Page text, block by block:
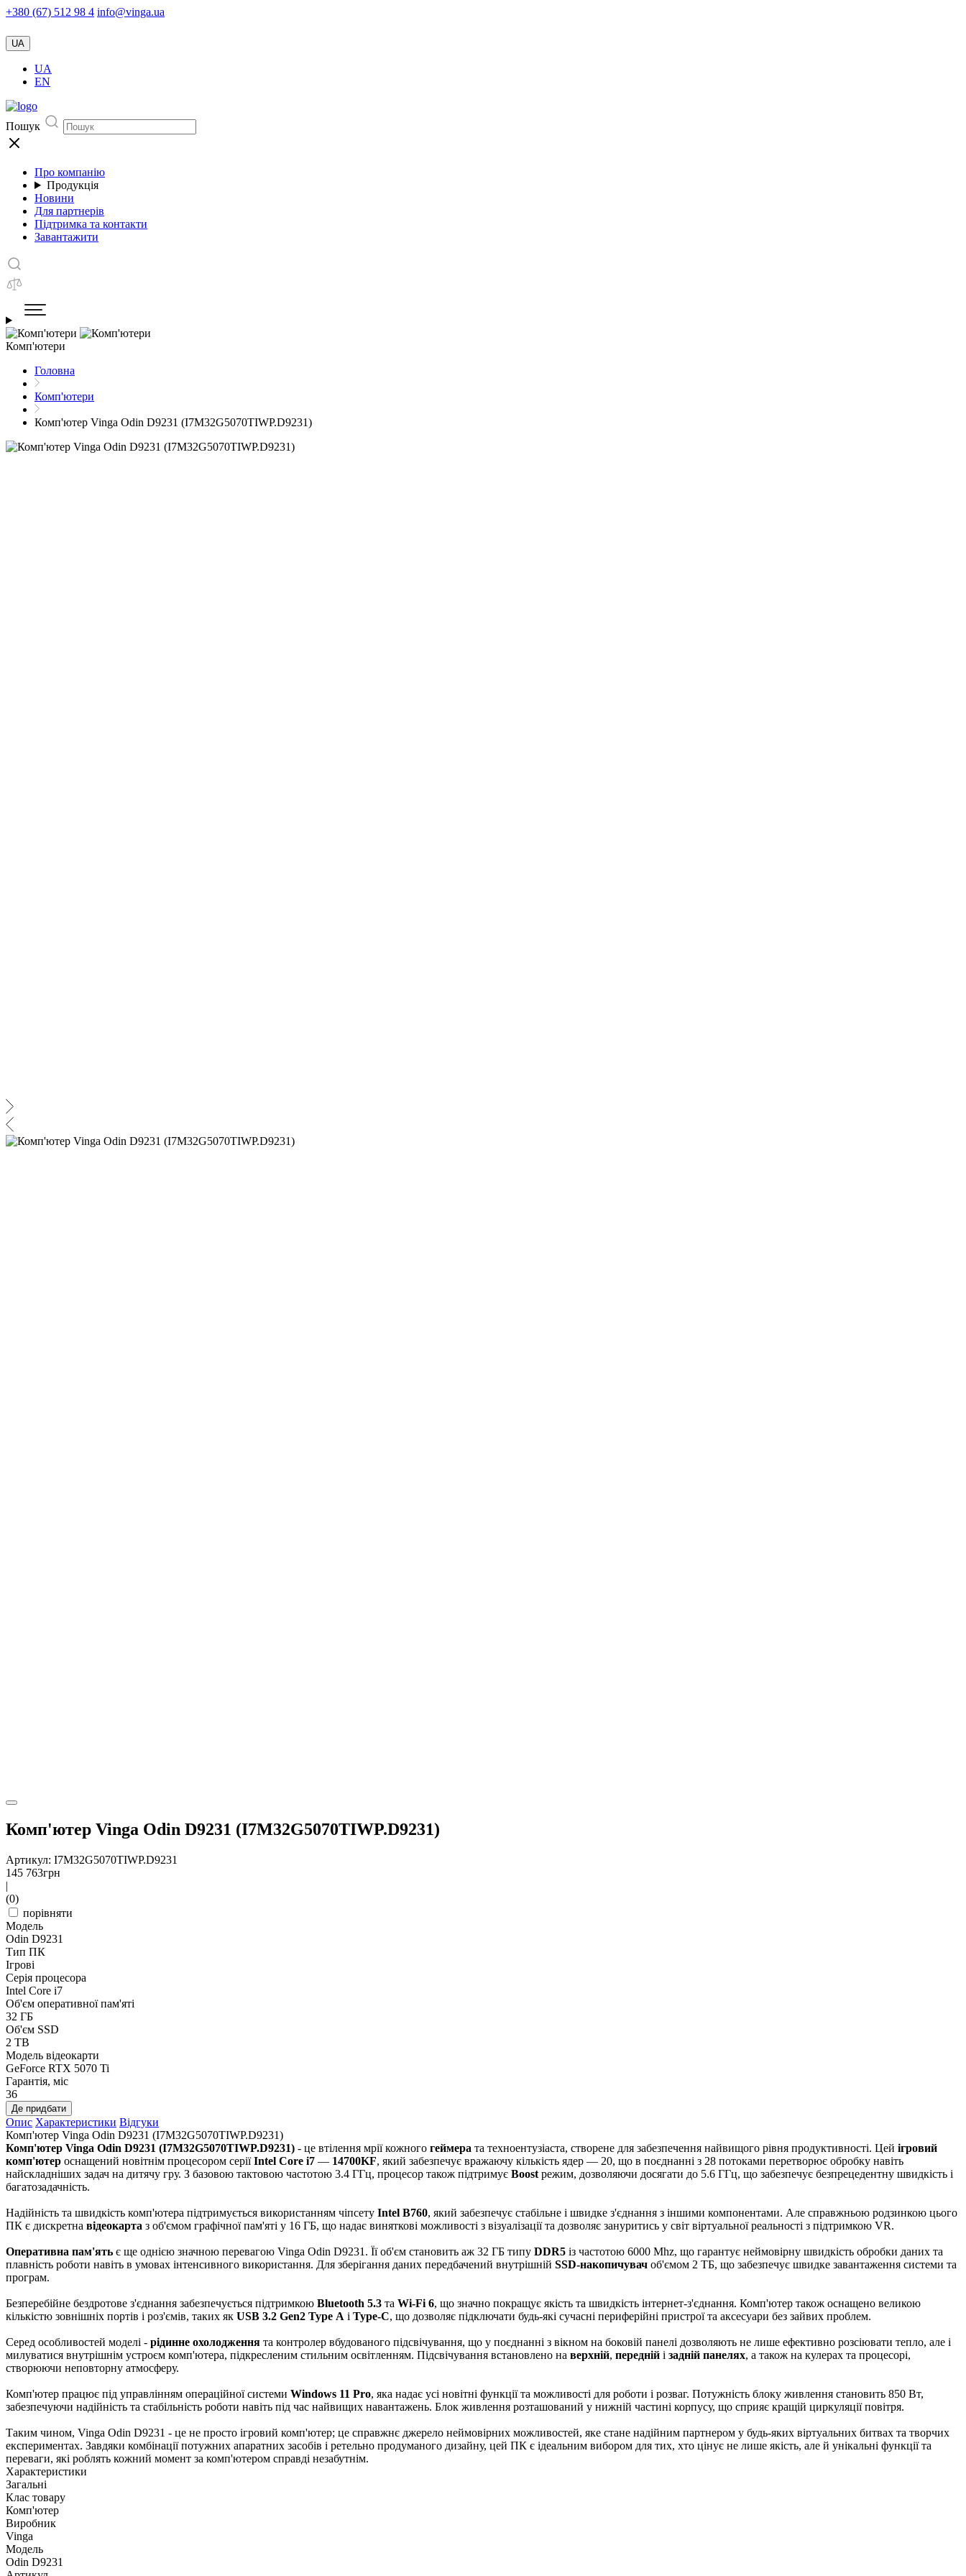
+380 (67) 512 98 4 info@vinga.ua
UA
UA
EN
Пошук
Про компанію
Продукція
Новини
Для партнерів
Підтримка та контакти
Завантажити
Комп'ютери
Головна
Комп'ютери
Комп'ютер Vinga Odin D9231 (I7M32G5070TIWP.D9231)
Комп'ютер Vinga Odin D9231 (I7M32G5070TIWP.D9231)
Артикул: I7M32G5070TIWP.D9231
145 763грн
|
(0)
порівняти
Модель
Odin D9231
Тип ПК
Ігрові
Серія процесора
Intel Core i7
Об'єм оперативної пам'яті
32 ГБ
Об'єм SSD
2 TB
Модель відеокарти
GeForce RTX 5070 Ti
Гарантія, міс
36
Де придбати
Опис Характеристики Відгуки
Комп'ютер Vinga Odin D9231 (I7M32G5070TIWP.D9231)
Комп'ютер Vinga Odin D9231 (I7M32G5070TIWP.D9231) - це втілення мрії кожного геймера та техноентузіаста, створене для забезпечення найвищого рівня продуктивності. Цей ігровий
комп'ютер оснащений новітнім процесором серіїIntel Core i7 — 14700KF, який забезпечує вражаючу кількість ядер — 20, що в поєднанні з 28 потоками перетворює обробку навіть
найскладніших задач на дитячу гру. З базовою тактовою частотою 3.4 ГГц, процесор також підтримує Boost режим, дозволяючи досягати до 5.6 ГГц, що забезпечує безпрецедентну швидкість і
багатозадачність.
Надійність та швидкість комп'ютера підтримується використанням чіпсету Intel B760, який забезпечує стабільне і швидке з'єднання з іншими компонентами. Але справжньою родзинкою цього
ПК є дискретна відеокарта з об'ємом графічної пам'яті у 16 ГБ, що надає виняткові можливості з візуалізації та дозволяє зануритись у світ віртуальної реальності з підтримкою VR.
Оперативна пам'ять є ще однією значною перевагою Vinga Odin D9231. Її об'єм становить аж 32 ГБ типу DDR5 із частотою 6000 Mhz, що гарантує неймовірну швидкість обробки даних та
плавність роботи навіть в умовах інтенсивного використання. Для зберігання даних передбачений внутрішній SSD-накопичувач об'ємом 2 ТБ, що забезпечує швидке завантаження системи та
програм.
Безперебійне бездротове з'єднання забезпечується підтримкою Bluetooth 5.3 та Wi-Fi 6, що значно покращує якість та швидкість інтернет-з'єднання. Комп'ютер також оснащено великою
кількістю зовнішніх портів і роз'ємів, таких як USB 3.2 Gen2 Type А і Type-C, що дозволяє підключати будь-які сучасні периферійні пристрої та аксесуари без зайвих проблем.
Серед особливостей моделі - рідинне охолодження та контролер вбудованого підсвічування, що у поєднанні з вікном на боковій панелі дозволяють не лише ефективно розсіювати тепло, але і
милуватися внутрішнім устроєм комп'ютера, підкресленим стильним освітленням. Підсвічування встановлено на верхній, передній і задній панелях, а також на кулерах та процесорі,
створюючи неповторну атмосферу.
Комп'ютер працює під управлінням операційної системи Windows 11 Pro, яка надає усі новітні функції та можливості для роботи і розваг. Потужність блоку живлення становить 850 Вт,
забезпечуючи надійність та стабільність роботи навіть під час найвищих навантажень. Блок живлення розташований у нижній частині корпусу, що сприяє кращій циркуляції повітря.
Таким чином, Vinga Odin D9231 - це не просто ігровий комп'ютер; це справжнє джерело неймовірних можливостей, яке стане надійним партнером у будь-яких віртуальних битвах та творчих
експериментах. Завдяки комбінації потужних апаратних засобів і ретельно продуманого дизайну, цей ПК є ідеальним вибором для тих, хто цінує не лише якість, але й унікальні функції та
переваги, які роблять кожний момент за комп'ютером справді незабутнім.
Характеристики
Загальні
Клас товару
Комп'ютер
Виробник
Vinga
Модель
Odin D9231